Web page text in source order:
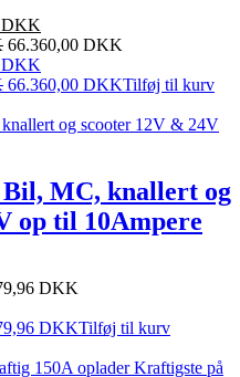
DKK
aktuelle
er:
66.360,00 DKK
DKK
aktuelle
er:
66.360,00 DKKTilføj til kurv
MC, knallert og
op til 10Ampere
DKK
DKKTilføj til kurv